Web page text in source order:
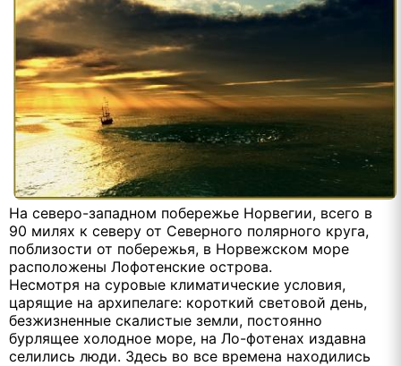
На северо-западном побережье Норвегии, всего в
90 милях к северу от Северного полярного круга,
поблизости от побережья, в Норвежском море
расположены Лофотенские острова.
Несмотря на суровые климатические условия,
царящие на архипелаге: короткий световой день,
безжизненные скалистые земли, постоянно
бурлящее холодное море, на Ло-фотенах издавна
селились люди. Здесь во все времена находились